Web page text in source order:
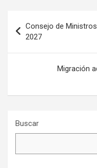
de
entradas
Consejo de
2027
Migración
Buscar